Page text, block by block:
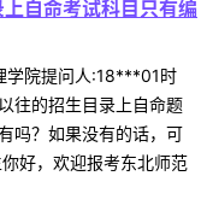
自命考试科目只有编
学院提问人:18***01时
往的招生目录上自命题
吗？如果没有的话，可
好，欢迎报考东北师范